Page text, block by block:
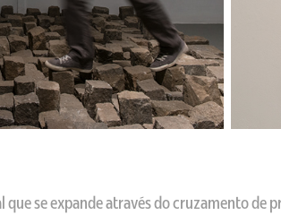
se expande através do cruzamento de